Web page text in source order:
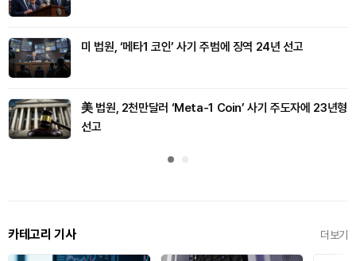
미 법원, ‘메타1 코인’ 사기 주범에 징역 24년 선고
美 법원, 2천만달러 ‘Meta-1 Coin’ 사기 주도자에 23년형
선고
카테고리 기사 더보기